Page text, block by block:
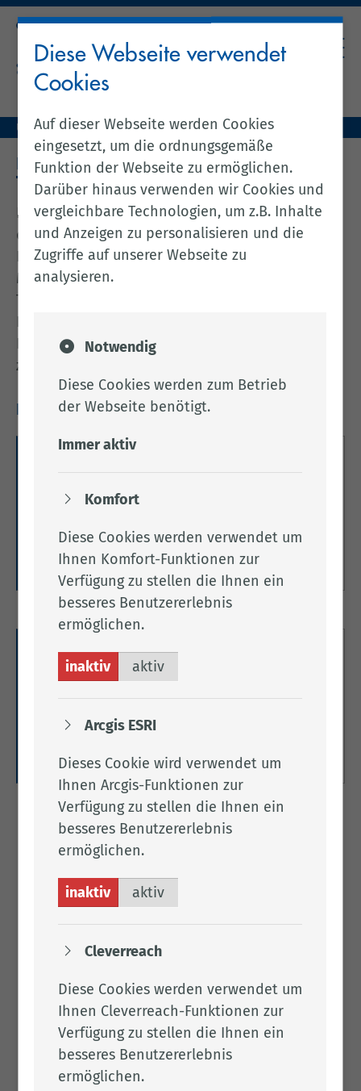
Unser Landkreis Kreis & Politik Kreistags-Infosystem
KREISTAGS-INFOSYSTEM
ImBürgerinfo-Portalfinden Sie Informationen
des Kreistags des Landkreises Cloppenburg.
Informieren Sie sich über Mandatsträger und
Mandatsträgerinnen, Gremien, Sitzungen und
Termine des Kreistags.
Kreistagsabgeordnete und berechtigte
Personen finden hier auch den Zugang
zum
Links (extern)
Herzlich willkommen im
Cloppenburg.
Zum Bürgerinfo-Portal
Kreistags-Info
möglich).
Zur Kreistagsinfo-Anmeldeseite
Frau Möl­ler
Tel.:04471 15 126
Fax: 04471 15 100
Per E-Mail kontaktieren
1.092
Downloads
Weg­wei­ser Fach­aus­schüs­se und Kreis­aus­schuss
Diese Webseite verwendet
Cookies
Auf dieser Webseite werden Cookies
eingesetzt, um die ordnungsgemäße
Funktion der Webseite zu ermöglichen.
Darüber hinaus verwenden wir Cookies und
vergleichbare Technologien, um z.B. Inhalte
und Anzeigen zu personalisieren und die
Zugriffe auf unserer Webseite zu
analysieren.
Notwendig
Diese Cookies werden zum Betrieb
der Webseite benötigt.
Immer aktiv
Komfort
Diese Cookies werden verwendet um
Ihnen Komfort-Funktionen zur
Verfügung zu stellen die Ihnen ein
besseres Benutzererlebnis
ermöglichen.
inaktiv aktiv
Arcgis ESRI
Dieses Cookie wird verwendet um
Ihnen Arcgis-Funktionen zur
Verfügung zu stellen die Ihnen ein
besseres Benutzererlebnis
ermöglichen.
inaktiv aktiv
Cleverreach
Diese Cookies werden verwendet um
Ihnen Cleverreach-Funktionen zur
Verfügung zu stellen die Ihnen ein
besseres Benutzererlebnis
ermöglichen.